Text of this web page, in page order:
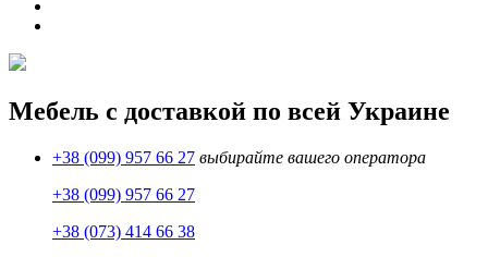
Мебель с доставкой по всей Украине
+38 (099) 957 66 27 выбирайте вашего оператора
+38 (099) 957 66 27
+38 (073) 414 66 38